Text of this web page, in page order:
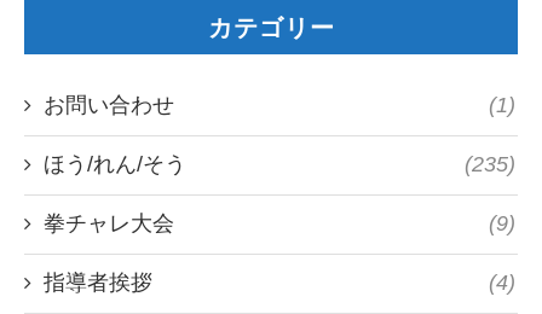
カテゴリー
お問い合わせ (1)
ほう/れん/そう (235)
拳チャレ大会 (9)
指導者挨拶 (4)